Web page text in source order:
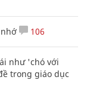
106
như 'chó với
trong giáo dục